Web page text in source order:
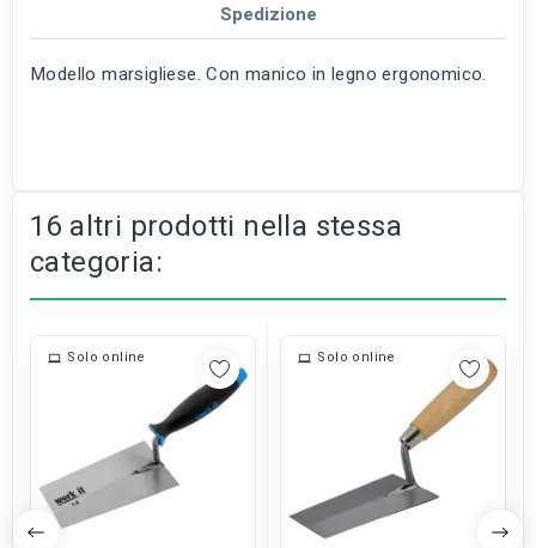
Spedizione
Modello marsigliese. Con manico in legno ergonomico.
16 altri prodotti nella stessa
categoria:
Solo online Solo online